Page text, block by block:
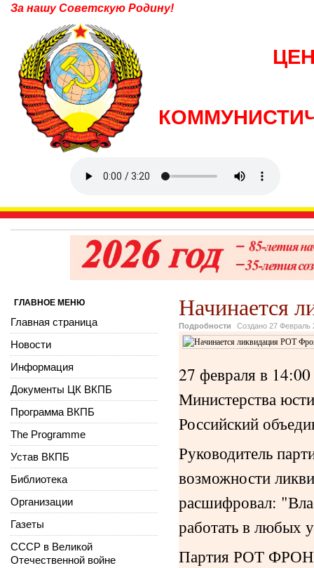
За нашу Советскую Родину!
Начинается
Подробности Создано 27 Февраль
27 февраля в
Министерства
Российский
Руководитель
возможности
расшифровал:
работать в любых
Партия РОТ
ГЛАВНОЕ МЕНЮ
Главная страница
Новости
Информация
Документы ЦК ВКПБ
Программа ВКПБ
The Programme
Устав ВКПБ
Библиотека
Организации
Газеты
СССР в Великой
Отечественной войне